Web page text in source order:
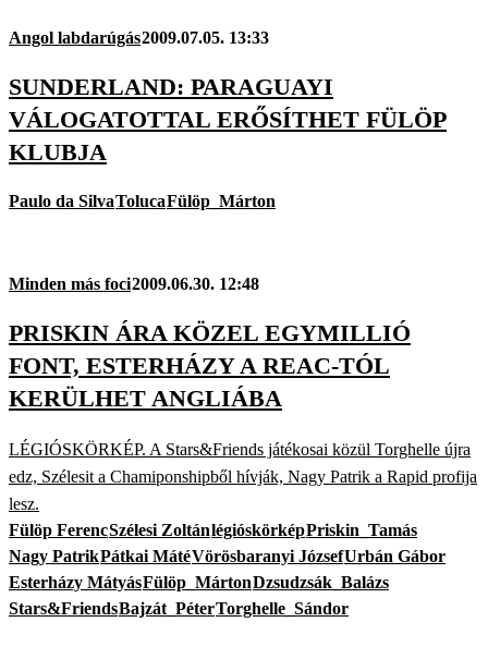
Angol labdarúgás2009.07.05. 13:33
SUNDERLAND: PARAGUAYI
VÁLOGATOTTAL ERŐSÍTHET FÜLÖP
KLUBJA
Paulo da SilvaTolucaFülöp_Márton
Minden más foci2009.06.30. 12:48
PRISKIN ÁRA KÖZEL EGYMILLIÓ
FONT, ESTERHÁZY A REAC-TÓL
KERÜLHET ANGLIÁBA
LÉGIÓSKÖRKÉP. A Stars&Friends játékosai közül Torghelle újra
edz, Szélesit a Chamiponshipből hívják, Nagy Patrik a Rapid profija
lesz.
Fülöp FerencSzélesi ZoltánlégióskörképPriskin_Tamás
Nagy PatrikPátkai MátéVörösbaranyi JózsefUrbán Gábor
Esterházy MátyásFülöp_MártonDzsudzsák_Balázs
Stars&FriendsBajzát_PéterTorghelle_Sándor